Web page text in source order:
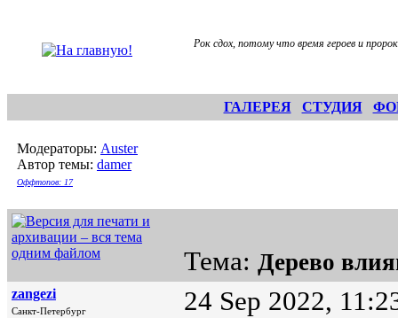
Рок сдох, потому что время героев и
ГАЛЕРЕЯ СТУДИЯ
Модераторы: Auster
Автор темы: damer
Оффтопов: 17
Тема: Дерево
zangezi
Санкт-Петербург 24 Sep 2022,